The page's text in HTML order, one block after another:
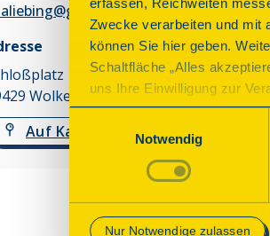
Zwecke verarbeiten und mit
können Sie hier geben.
Schaltfläche „Alles
uns Ihre Einwilligung zur
des Onlineangebots nicht
mit „Speichern“
Einwilligungsauswahl
Notwendig
Nur Notwendige zulassen
1
Wolkenstein
Auf Karte anzeigen